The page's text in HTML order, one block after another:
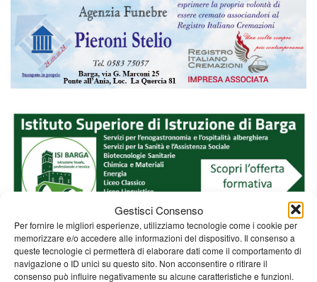
Gestisci Consenso
Per fornire le migliori esperienze, utilizziamo tecnologie come i cookie per
memorizzare e/o accedere alle informazioni del dispositivo. Il consenso a
queste tecnologie ci permetterà di elaborare dati come il comportamento di
navigazione o ID unici su questo sito. Non acconsentire o ritirare il
consenso può influire negativamente su alcune caratteristiche e funzioni.